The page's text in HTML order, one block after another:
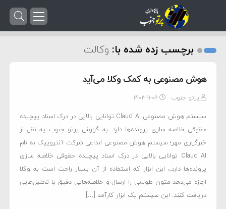
برچسب زده شده با: وکالت
هوش مصنوعی به کمک وکلا می‌آید
پرتو جنوب ۱۴۰۳-۱۱-۰۶
سیستم هوش مصنوعی Claud AI توانایی بالایی در درک اسناد پیچیده
حقوقی خلاصه سازی پرونده‌ها دارد. به گزارش پرتو جنوب یه نقل از
خبرگزاری مهر؛ سیستم هوش مصنوعی ابداعی شرکت آنتروپیک به نام
Claud AI توانایی بالایی در درک اسناد پیچیده حقوقی خلاصه سازی
پرونده‌ها دارد.، این ابزار که استفاده از آن بسیار راحت است به وکلا
اجازه می‌دهد متون طولانی را ارسال و خلاصه‌هایی دقیق یا تحلیل‌هایی
دریافت کنند. این سیستم یک ابزار کارآمد […]